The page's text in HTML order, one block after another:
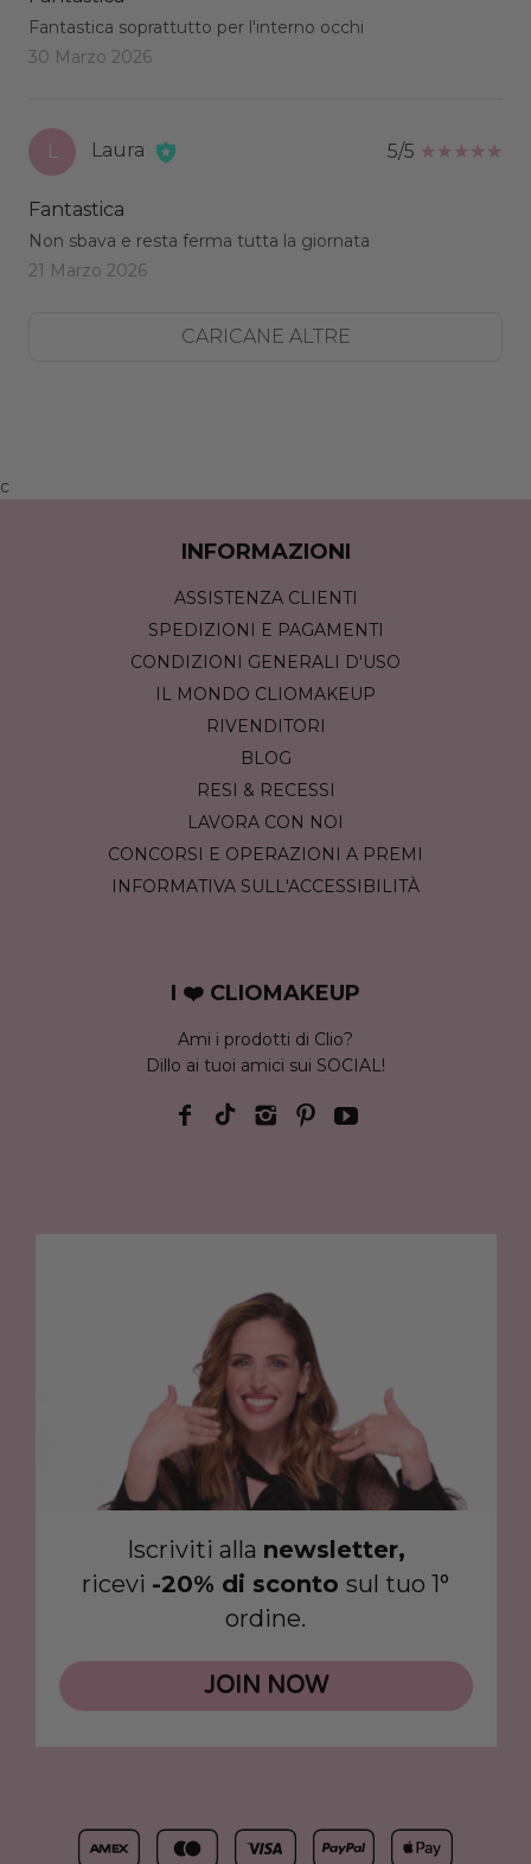
Fantastica soprattutto per l'interno occhi
30 Marzo 2026
L Laura 5/5
Fantastica
Non sbava e resta ferma tutta la giornata
21 Marzo 2026
CARICANE ALTRE
c
INFORMAZIONI
ASSISTENZA CLIENTI
SPEDIZIONI E PAGAMENTI
CONDIZIONI GENERALI D'USO
IL MONDO CLIOMAKEUP
RIVENDITORI
BLOG
RESI & RECESSI
LAVORA CON NOI
CONCORSI E OPERAZIONI A PREMI
INFORMATIVA SULL'ACCESSIBILITÀ
I ❤️ CLIOMAKEUP
Ami i prodotti di Clio?
Dillo ai tuoi amici sui SOCIAL!
Iscriviti alla newsletter,
ricevi -20% di sconto sul tuo 1°
ordine.
JOIN NOW